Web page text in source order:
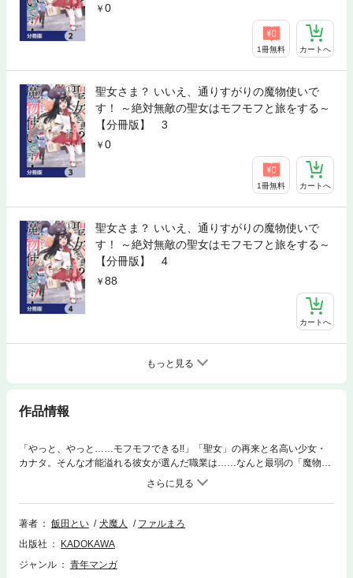
0
1冊無料 カートへ
聖女さま？ いいえ、通りすがりの魔物使いで
す！ ～絶対無敵の聖女はモフモフと旅をする～
【分冊版】 3
0
1冊無料 カートへ
聖女さま？ いいえ、通りすがりの魔物使いで
す！ ～絶対無敵の聖女はモフモフと旅をする～
【分冊版】 4
88
カートへ
もっと見る
作品情報
「やっと、やっと……モフモフできる!!」「聖女」の再来と名高い少女・
カナタ。そんな才能溢れる彼女が選んだ職業は……なんと最弱の「魔物使
い」!?そう、前世を独りぼっちで終え転生したカナタの目的は、チートパ
ワーで世界中のモフモフを思いっきり可愛がることだけ!!マイペース少女
の異世界モフモフ冒険譚、コミカライズ☆ 分冊版第15弾。※本作品は単
行本を分割したもので、本編内容は同一のものとなります。重複購入にご
著者 飯田とい 犬魔人
ファルまろ
出版社
KADOKAWA
ジャンル
青年マンガ